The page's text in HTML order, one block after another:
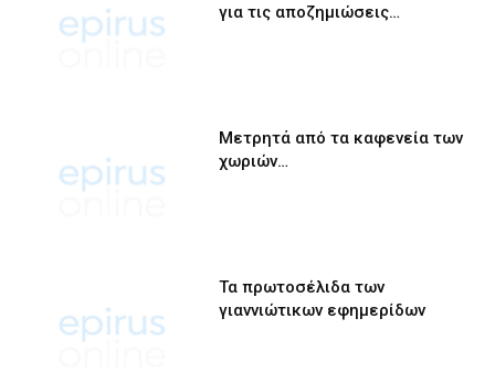
για τις αποζημιώσεις…
Μετρητά από τα καφενεία των
χωριών…
Τα πρωτοσέλιδα των
γιαννιώτικων εφημερίδων